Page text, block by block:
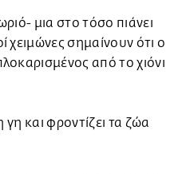
μια στο τόσο πιάνει
χειμώνες σημαίνουν ότι ο
από το χιόνι
γη και φροντίζει τα ζώα